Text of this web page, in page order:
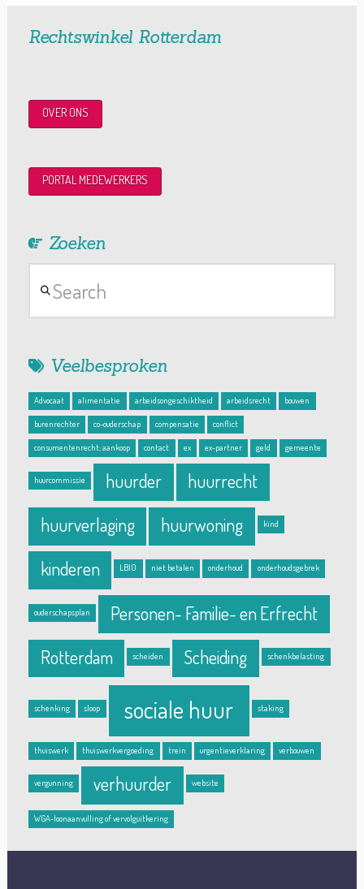
Rechtswinkel Rotterdam
OVER ONS
PORTAL MEDEWERKERS
Zoeken
Veelbesproken
Advocaat alimentatie arbeidsongeschiktheid arbeidsrecht bouwen
burenrechter co-ouderschap compensatie conflict
consumentenrecht; aankoop contact ex ex-partner geld gemeente
huurcommissie huurder huurrecht
huurverlaging huurwoning kind
kinderen LBIO niet betalen onderhoud onderhoudsgebrek
ouderschapsplan Personen- Familie- en Erfrecht
Rotterdam scheiden Scheiding schenkbelasting
schenking sloop sociale huur staking
thuiswerk thuiswerkvergoeding trein urgentieverklaring verbouwen
vergunning verhuurder website
WGA-loonaanvulling of vervolguitkering